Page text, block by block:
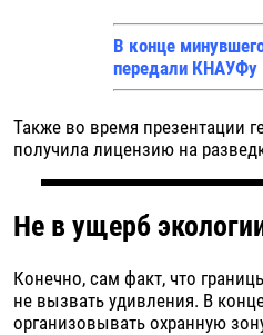
В конце
передали КНАУФу
Также во время презентации
получила лицензию на
Не в ущерб
Конечно, сам факт, что
не вызвать удивления. В
организовывать охранную